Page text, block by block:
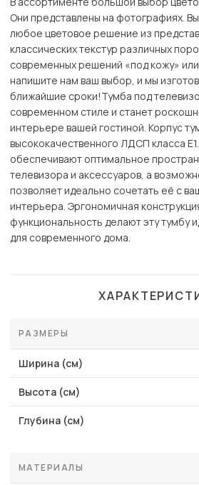
Они представлены на фотографиях.
любое цветовое решение из
классических текстур различных
современных решений «под кожу»
напишите нам ваш выбор, и мы
ближайшие сроки!Тумба под
современном стиле и станет
интерьере вашей гостиной. Корпус
высококачественного ЛДСП класса
обеспечивают оптимальное
телевизора и аксессуаров, а
позволяет идеально сочетать её с
интерьера. Эргономичная
функциональность делают эту
для современного дома.
РАЗМЕРЫ
Ширина (см)
Высота (см)
Глубина (см)
МАТЕРИАЛЫ